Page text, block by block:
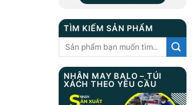
TÌM KIẾM SẢN PHẨM
Tìm
NHẬN MAY BALO – TÚI
XÁCH THEO YÊU CẦU